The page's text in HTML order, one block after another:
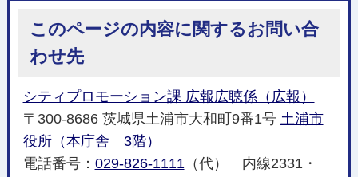
このページの内容に関するお問い合
わせ先
シティプロモーション課 広報広聴係（広報）
〒300-8686 茨城県土浦市大和町9番1号 土浦市
役所（本庁舎 3階）
電話番号： 029-826-1111（代） 内線2331・